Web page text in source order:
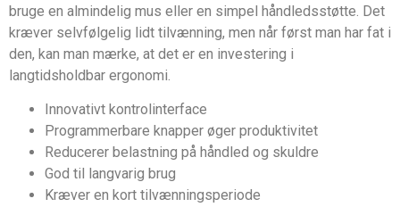
bruge en almindelig mus eller en simpel håndledsstøtte. Det
kræver selvfølgelig lidt tilvænning, men når først man har fat i
den, kan man mærke, at det er en investering i
langtidsholdbar ergonomi.
Innovativt kontrolinterface
Programmerbare knapper øger produktivitet
Reducerer belastning på håndled og skuldre
God til langvarig brug
Kræver en kort tilvænningsperiode